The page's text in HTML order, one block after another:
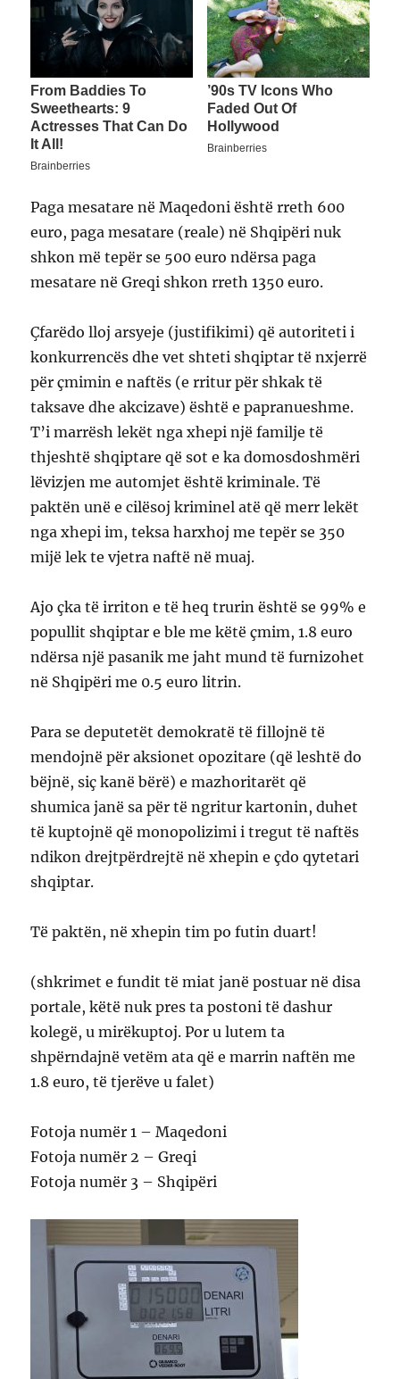
Paga mesatare në Maqedoni është rreth 600
euro, paga mesatare (reale) në Shqipëri nuk
shkon më tepër se 500 euro ndërsa paga
mesatare në Greqi shkon rreth 1350 euro.
Çfarëdo lloj arsyeje (justifikimi) që autoriteti i
konkurrencës dhe vet shteti shqiptar të nxjerrë
për çmimin e naftës (e rritur për shkak të
taksave dhe akcizave) është e papranueshme.
T’i marrësh lekët nga xhepi një familje të
thjeshtë shqiptare që sot e ka domosdoshmëri
lëvizjen me automjet është kriminale. Të
paktën unë e cilësoj kriminel atë që merr lekët
nga xhepi im, teksa harxhoj me tepër se 350
mijë lek te vjetra naftë në muaj.
Ajo çka të irriton e të heq trurin është se 99% e
popullit shqiptar e ble me këtë çmim, 1.8 euro
ndërsa një pasanik me jaht mund të furnizohet
në Shqipëri me 0.5 euro litrin.
Para se deputetët demokratë të fillojnë të
mendojnë për aksionet opozitare (që leshtë do
bëjnë, siç kanë bërë) e mazhoritarët që
shumica janë sa për të ngritur kartonin, duhet
të kuptojnë që monopolizimi i tregut të naftës
ndikon drejtpërdrejtë në xhepin e çdo qytetari
shqiptar.
Të paktën, në xhepin tim po futin duart!
(shkrimet e fundit të miat janë postuar në disa
portale, këtë nuk pres ta postoni të dashur
kolegë, u mirëkuptoj. Por u lutem ta
shpërndajnë vetëm ata që e marrin naftën me
1.8 euro, të tjerëve u falet)
Fotoja numër 1 – Maqedoni
Fotoja numër 2 – Greqi
Fotoja numër 3 – Shqipëri